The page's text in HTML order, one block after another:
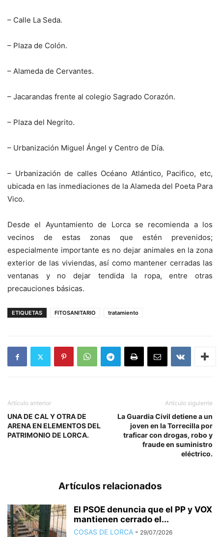
– Calle La Seda.
– Plaza de Colón.
– Alameda de Cervantes.
– Jacarandas frente al colegio Sagrado Corazón.
– Plaza del Negrito.
– Urbanización Miguel Ángel y Centro de Día.
– Urbanización de calles Océano Atlántico, Pacifico, etc,
ubicada en las inmediaciones de la Alameda del Poeta Para
Vico.
Desde el Ayuntamiento de Lorca se recomienda a los
vecinos de estas zonas que estén prevenidos;
especialmente importante es no dejar animales en la zona
exterior de las viviendas, así como mantener cerradas las
ventanas y no dejar tendida la ropa, entre otras
precauciones básicas.
ETIQUETAS FITOSANITARIO tratamiento
Artículo anterior
UNA DE CAL Y OTRA DE
ARENA EN ELEMENTOS DEL
PATRIMONIO DE LORCA.
Artículo siguiente
La Guardia Civil detiene a un
joven en la Torrecilla por
traficar con drogas, robo y
fraude en suministro
eléctrico.
Artículos relacionados
El PSOE denuncia que el PP y VOX
mantienen cerrado el...
COSAS DE LORCA - 29/07/2026